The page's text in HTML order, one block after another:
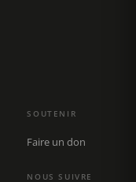
SOUTENIR
Faire un don
NOUS SUIVRE